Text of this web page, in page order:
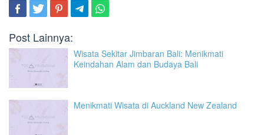
Post Lainnya:
Wisata Sekitar Jimbaran Bali: Menikmati
Keindahan Alam dan Budaya Bali
Menikmati Wisata di Auckland New Zealand